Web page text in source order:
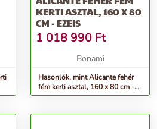
KERTI ASZTAL, 160 X 80
CM - EZEIS
1 018 990 Ft
Bonami
Hasonlók, mint Alicante fehér
fém kerti asztal, 160 x 80 cm -
Ezeis